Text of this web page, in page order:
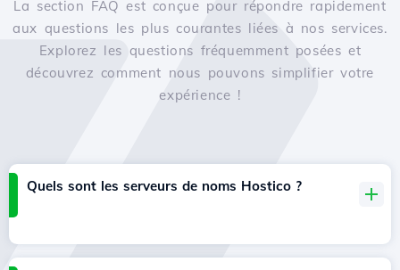
La section FAQ est conçue pour répondre rapidement
aux questions les plus courantes liées à nos services.
Explorez les questions fréquemment posées et
découvrez comment nous pouvons simplifier votre
expérience !
Quels sont les serveurs de noms Hostico ?